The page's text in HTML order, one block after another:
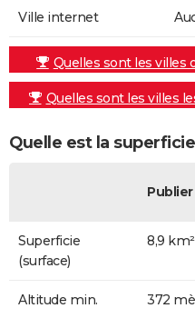
Ville internet
Quelles sont les villes
Quelles sont les villes
Quelle est la
Publier
Superficie
(surface)
8,9 km²
Altitude min. 372